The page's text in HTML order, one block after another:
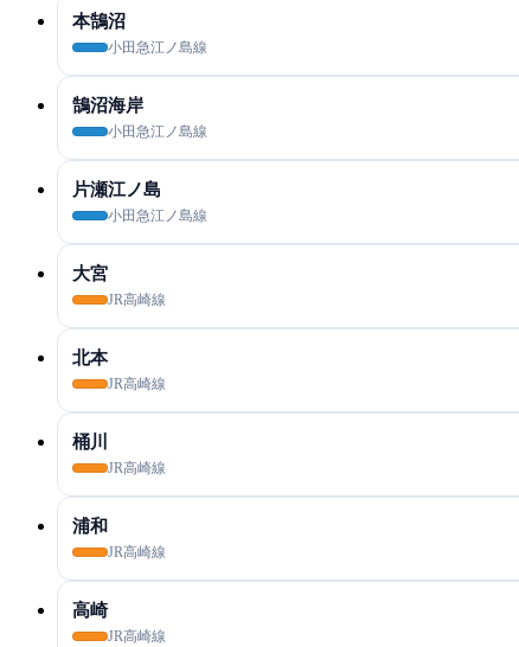
本鵠沼
小田急江ノ島線
鵠沼海岸
小田急江ノ島線
片瀬江ノ島
小田急江ノ島線
大宮
JR高崎線
北本
JR高崎線
桶川
JR高崎線
浦和
JR高崎線
高崎
JR高崎線